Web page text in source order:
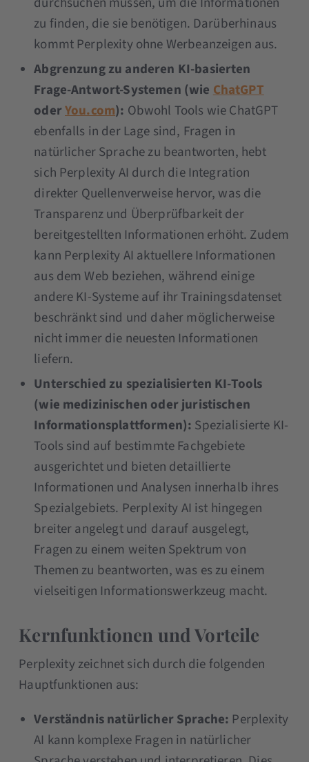
zu finden, die sie benötigen. Darüberhinaus
kommt Perplexity ohne Werbeanzeigen aus.
Abgrenzung zu anderen KI-basierten
Frage-Antwort-Systemen (wie ChatGPT
oderYou.com): Obwohl Tools wie ChatGPT
ebenfalls in der Lage sind, Fragen in
natürlicher Sprache zu beantworten, hebt
sich Perplexity AI durch die Integration
direkter Quellenverweise hervor, was die
Transparenz und Überprüfbarkeit der
bereitgestellten Informationen erhöht. Zudem
kann Perplexity AI aktuellere Informationen
aus dem Web beziehen, während einige
andere KI-Systeme auf ihr Trainingsdatenset
beschränkt sind und daher möglicherweise
nicht immer die neuesten Informationen
liefern.
Unterschied zu spezialisierten KI-Tools
(wie medizinischen oder juristischen
Informationsplattformen): Spezialisierte KI-
Tools sind auf bestimmte Fachgebiete
ausgerichtet und bieten detaillierte
Informationen und Analysen innerhalb ihres
Spezialgebiets. Perplexity AI ist hingegen
breiter angelegt und darauf ausgelegt,
Fragen zu einem weiten Spektrum von
Themen zu beantworten, was es zu einem
vielseitigen Informationswerkzeug macht.
Kernfunktionen und Vorteile
Perplexity zeichnet sich durch die folgenden
Hauptfunktionen aus:
Verständnis natürlicher Sprache: Perplexity
AI kann komplexe Fragen in natürlicher